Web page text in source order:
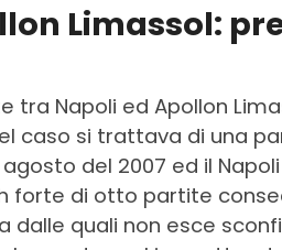
Limassol:
tra Napoli ed Apollon
caso si trattava di una
agosto del 2007 ed il
forte di otto partite
dalle quali non esce